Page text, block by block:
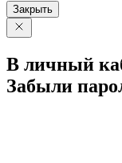
Закрыть
В личный
Забыли